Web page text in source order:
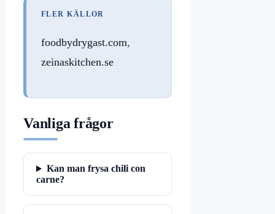
FLER KÄLLOR
foodbydrygast.com,
zeinaskitchen.se
Vanliga frågor
Kan man frysa chili con
carne?